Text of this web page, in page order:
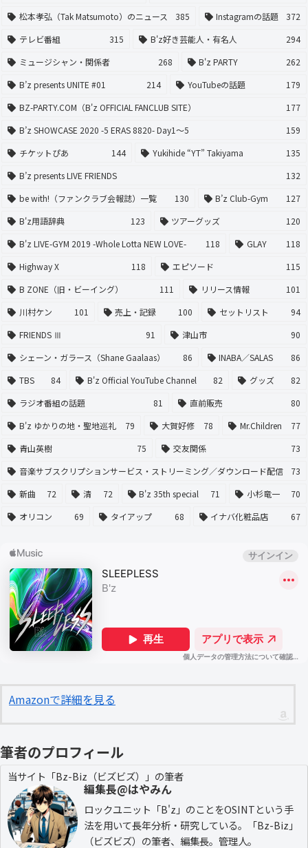
松本孝弘（Tak Matsumoto）のニュース
385 Instagramの話題
372
テレビ番組
315 B'z好き芸能人・有名人
294
ミュージシャン・関係者
268 B'z PARTY
262
B’z presents UNITE #01
214 YouTubeの話題
179
BZ-PARTY.COM（B'z OFFICIAL FANCLUB SITE）
177
B’z SHOWCASE 2020 -5 ERAS 8820- Day1〜5
159
チケットぴあ
144 Yukihide “YT” Takiyama
135
B’z presents LIVE FRIENDS
132
be with!（ファンクラブ会報誌）一覧
130 B’z Club-Gym
127
B'z用語辞典
123 ツアーグッズ
120
B'z LIVE-GYM 2019 -Whole Lotta NEW LOVE-
118 GLAY
118
Highway X
118 エピソード
115
B ZONE（旧・ビーイング）
111 リリース情報
101
川村ケン
101 売上・記録 100 セットリスト
94
FRIENDS Ⅲ
91 津山市
90
シェーン・ガラース（Shane Gaalaas）
86 INABA／SALAS
86
TBS
84 B'z Official YouTube Channel 82 グッズ
82
ラジオ番組の話題
81 直前販売
80
B'z ゆかりの地・聖地巡礼
79 大賀好修 78 Mr.Children
77
青山英樹
75 交友関係
73
音楽サブスクリプションサービス・ストリーミング／ダウンロード配信
73
新曲
72 清 72 B'z 35th special 71 小杉竜一
70
オリコン
69 タイアップ 68 イナバ化粧品店 67
Amazonで詳細を見る
筆者のプロフィール
当サイト「Bz-Biz（ビズビズ）」の筆者
編集長@はやみん
ロックユニット「B'z」のことをOSINTという手
法を用いて長年分析・研究している。「Bz-Biz」
（ビズビズ）の筆者、編集長。管理人。